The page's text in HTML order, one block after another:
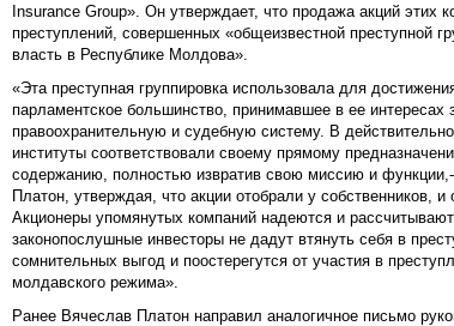
Insurance Group». Он утверждает, что продажа акций этих
преступлений, совершенных «общеизвестной преступной
власть в Республике Молдова».
«Эта преступная группировка использовала для
парламентское большинство, принимавшее в ее интересах
правоохранительную и судебную систему. В
институты соответствовали своему прямому
содержанию, полностью извратив свою миссию и
Платон, утверждая, что акции отобрали у собственников, и
Акционеры упомянутых компаний надеются и
законопослушные инвесторы не дадут втянуть себя в
сомнительных выгод и поостерегутся от участия в
молдавского режима».
Ранее Вячеслав Платон направил аналогичное письмо